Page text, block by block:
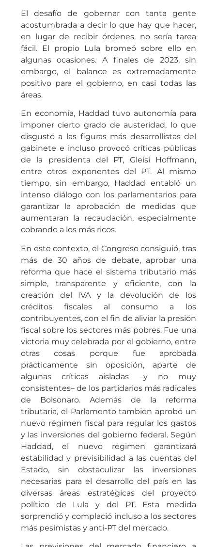
El desafío de gobernar con tanta gente
acostumbrada a decir lo que hay que hacer,
en lugar de recibir órdenes, no sería tarea
fácil. El propio Lula bromeó sobre ello en
algunas ocasiones. A finales de 2023, sin
embargo, el balance es extremadamente
positivo para el gobierno, en casi todas las
áreas.
En economía, Haddad tuvo autonomía para
imponer cierto grado de austeridad, lo que
disgustó a las figuras más desarrollistas del
gabinete e incluso provocó críticas públicas
de la presidenta del PT, Gleisi Hoffmann,
entre otros exponentes del PT. Al mismo
tiempo, sin embargo, Haddad entabló un
intenso diálogo con los parlamentarios para
garantizar la aprobación de medidas que
aumentaran la recaudación, especialmente
cobrando a los más ricos.
En este contexto, el Congreso consiguió, tras
más de 30 años de debate, aprobar una
reforma que hace el sistema tributario más
simple, transparente y eficiente, con la
creación del IVA y la devolución de los
créditos fiscales al consumo a los
contribuyentes, con el fin de aliviar la presión
fiscal sobre los sectores más pobres. Fue una
victoria muy celebrada por el gobierno, entre
otras cosas porque fue aprobada
prácticamente sin oposición, aparte de
algunas críticas aisladas –y no muy
consistentes– de los partidarios más radicales
de Bolsonaro. Además de la reforma
tributaria, el Parlamento también aprobó un
nuevo régimen fiscal para regular los gastos
y las inversiones del gobierno federal. Según
Haddad, el nuevo régimen garantizará
estabilidad y previsibilidad a las cuentas del
Estado, sin obstaculizar las inversiones
necesarias para el desarrollo del país en las
diversas áreas estratégicas del proyecto
político de Lula y del PT. Esta medida
sorprendió y complació incluso a los sectores
más pesimistas y anti-PT del mercado.